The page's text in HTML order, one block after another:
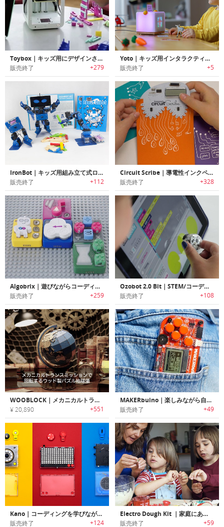
Toybox｜キッズ用にデザインされた3Dプリンター「トイボックス」
販売終了 +279
Yoto｜キッズ用インタラクティブスマートスピーカー「ヨト」
販売終了 +5
IronBot｜キッズ用組み立て式ロボット「アイロンボット」
販売終了 +112
Circuit Scribe｜導電性インクペンを使用して楽しい電子ペーパークラフトが作れるDIY電子キット「サーキットスクライブ」
販売終了 +328
Algobrix｜遊びながらコーディングが学べるプログラムブロックトイ「アルゴブリックス」
販売終了 +259
Ozobot 2.0 Bit｜STEM/コーディングを学習可能な教育トイロボット「オズボット 2.0 ビット」
販売終了 +108
WOOBLOCK｜メカニカルトランスミッションで回転するウッド製パズル地球儀「ウッドブロック」
¥ 20,890 +551
MAKERbuino｜楽しみながら自分で組み立てるDIYレトロゲーム自作キット「メーカーブイーノ」
販売終了 +49
Kano｜コーディングを学びながらスマートカメラ/スピーカー/ライトボードを作成可能なトイキット「カノ」
販売終了 +124
Electro Dough Kit ｜家庭にあるアイテムを使って科学的なオブジェ作品が作れる「エレクトロドーキット」
販売終了 +59